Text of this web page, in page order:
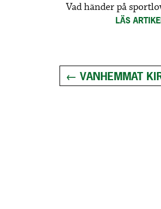
Vad händer på
LÄS
Posts
← VANHEMMAT